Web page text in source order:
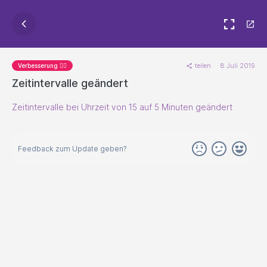
Verbesserung 🐱‍🏍 teilen 8 Juli 2019
Zeitintervalle geändert
Zeitintervalle bei Uhrzeit von 15 auf 5 Minuten geändert
Feedback zum Update geben?